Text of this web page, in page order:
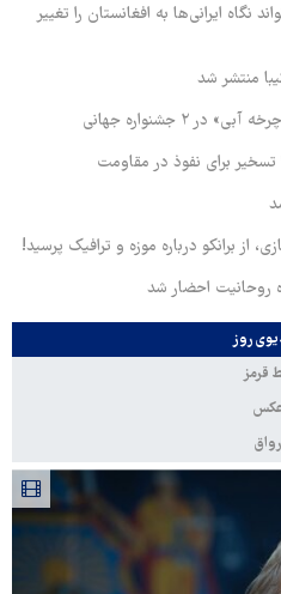
ایرانی‌ها به افغانستان را تغییر
منتشر شد
۲ جشنواره جهانی
تسخیر برای نفوذ در مقاومت
از برانکو درباره موزه و ترافیک پرسید!
روحانیت احضار شد
روز
قرمز
رواق